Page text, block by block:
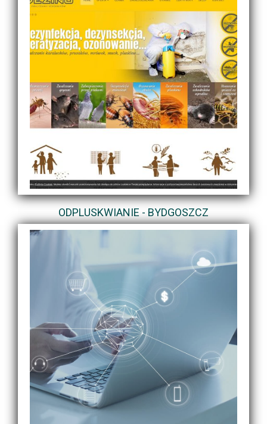
ODPLUSKWIANIE - BYDGOSZCZ